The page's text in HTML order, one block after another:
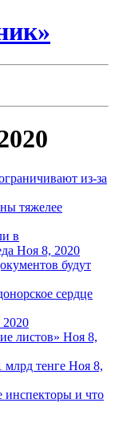
из-за
тяжелее
в
Ноя 8, 2020
будут
сердце
листов» Ноя 8,
млрд тенге Ноя 8,
инспекторы и что